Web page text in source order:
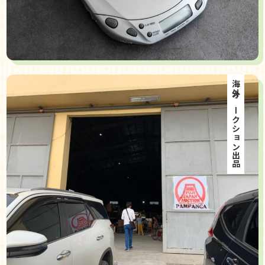
海外オークション出品